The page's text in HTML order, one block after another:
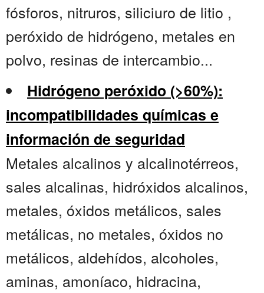
fósforos, nitruros, siliciuro de litio ,
peróxido de hidrógeno, metales en
polvo, resinas de intercambio...
Hidrógeno peróxido (>60%):
incompatibilidades químicas e
información de seguridad
Metales alcalinos y alcalinotérreos,
sales alcalinas, hidróxidos alcalinos,
metales, óxidos metálicos, sales
metálicas, no metales, óxidos no
metálicos, aldehídos, alcoholes,
aminas, amoníaco, hidracina,